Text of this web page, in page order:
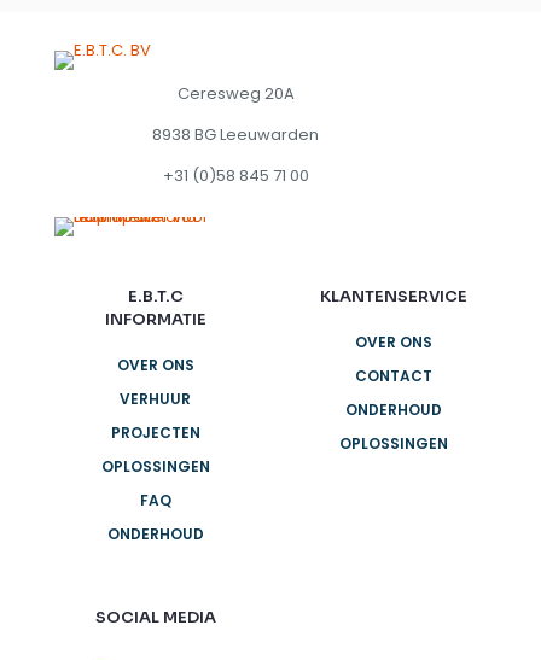
Ceresweg 20A
8938 BG Leeuwarden
+31 (0)58 845 71 00
E.B.T.C
INFORMATIE
OVER ONS
VERHUUR
PROJECTEN
OPLOSSINGEN
FAQ
ONDERHOUD
KLANTENSERVICE
OVER ONS
CONTACT
ONDERHOUD
OPLOSSINGEN
SOCIAL MEDIA